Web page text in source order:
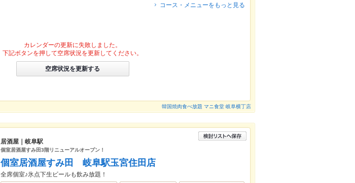
コース・メニューをもっと見る
カレンダーの更新に失敗しました。
下記ボタンを押して空席状況を更新してください。
空席状況を更新する
韓国焼肉食べ放題 マニ食堂 岐阜横丁店
居酒屋｜岐阜駅
個室居酒屋すみ田3階リニューアルオープン！
個室居酒屋すみ田 岐阜駅玉宮住田店
全席個室♪氷点下生ビールも飲み放題！